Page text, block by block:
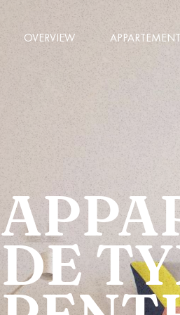
OVERVIEW
DE